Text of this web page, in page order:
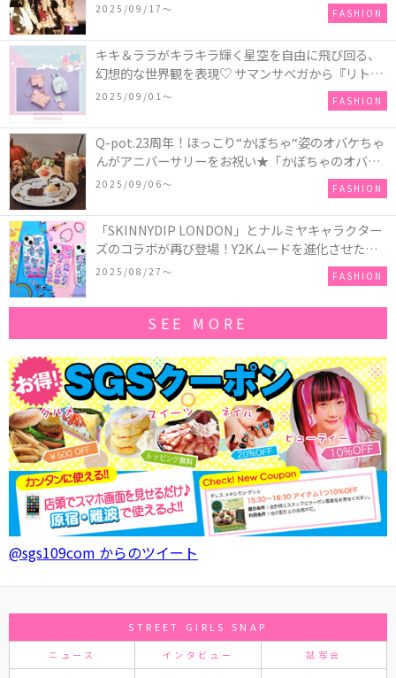
2025/09/17〜 FASHION
キキ＆ララがキラキラ輝く星空を自由に飛び回る、
幻想的な世界観を表現♡ サマンサベガから『リトル
ツインスターズ』50周年アニバーサリーイヤー』を
2025/09/01〜 FASHION
Q-pot.23周年！ほっこり“かぼちゃ“姿のオバケちゃ
んがアニバーサリーをお祝い★「かぼちゃのオバケ
ーキアクセサリー」が新発売！Q-pot CAFE.では
「かぼちゃのオバケーキプレート」も登場
2025/09/06〜 FASHION
「SKINNYDIP LONDON」とナルミヤキャラクター
ズのコラボが再び登場！Y2Kムードを進化させた新
作コレクションを発売♪
2025/08/27〜 FASHION
SEE MORE
@sgs109com からのツイート
STREET GIRLS SNAP
ニュース インタビュー 試写会